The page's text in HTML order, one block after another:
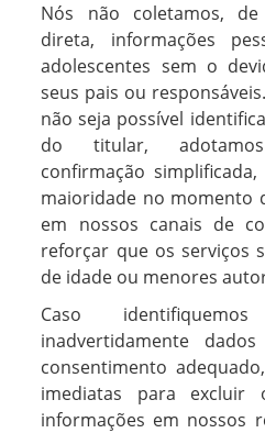
Nós não coletamos,
direta, informações
adolescentes sem o
seus pais ou
não seja possível
do titular,
confirmação
maioridade no momento
em nossos canais de
reforçar que os serviços
de idade ou menores
Caso
inadvertidamente
consentimento
imediatas para excluir
informações em nossos